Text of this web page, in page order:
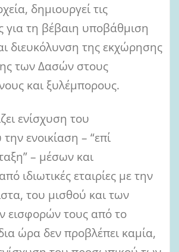
δημιουργεί τις
για τη βέβαιη υποβάθμιση
διευκόλυνση της εκχώρησης
των Δασών στους
και ξυλέμπορους.
ενίσχυση του
ενοικίαση – “επί
– μέσων και
ιδιωτικές εταιρίες με την
του μισθού και των
εισφορών τους από το
ώρα δεν προβλέπει καμία,